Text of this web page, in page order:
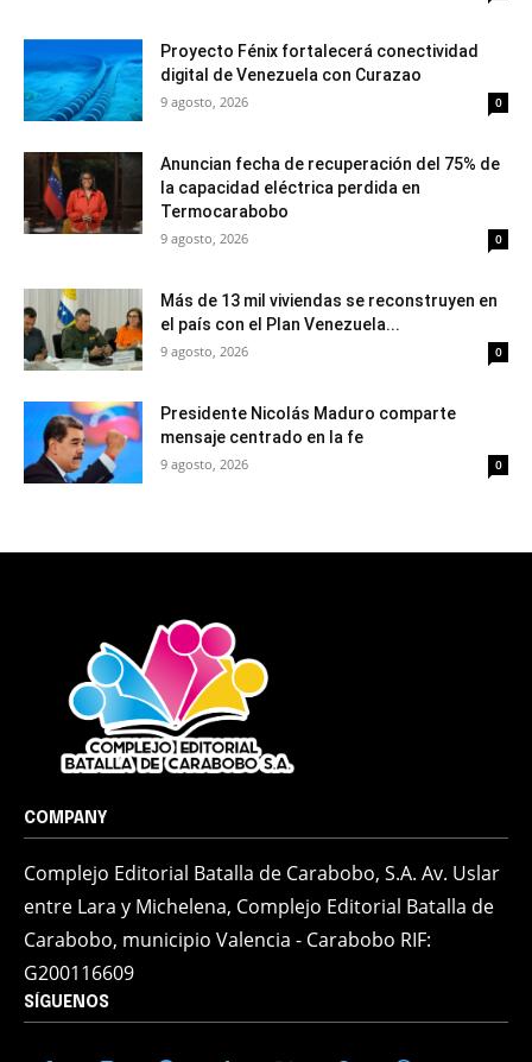
Proyecto Fénix fortalecerá conectividad
digital de Venezuela con Curazao
9 agosto, 2026 0
Anuncian fecha de recuperación del 75% de
la capacidad eléctrica perdida en
Termocarabobo
9 agosto, 2026 0
Más de 13 mil viviendas se reconstruyen en
el país con el Plan Venezuela...
9 agosto, 2026 0
Presidente Nicolás Maduro comparte
mensaje centrado en la fe
9 agosto, 2026 0
COMPANY
Complejo Editorial Batalla de Carabobo, S.A. Av. Uslar
entre Lara y Michelena, Complejo Editorial Batalla de
Carabobo, municipio Valencia - Carabobo RIF:
G200116609
SÍGUENOS